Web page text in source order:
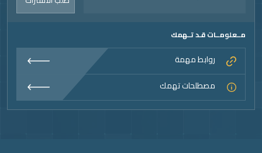
مــعلومــات قـد تــهمك
روابط مهمة
مصطلحات تهمك